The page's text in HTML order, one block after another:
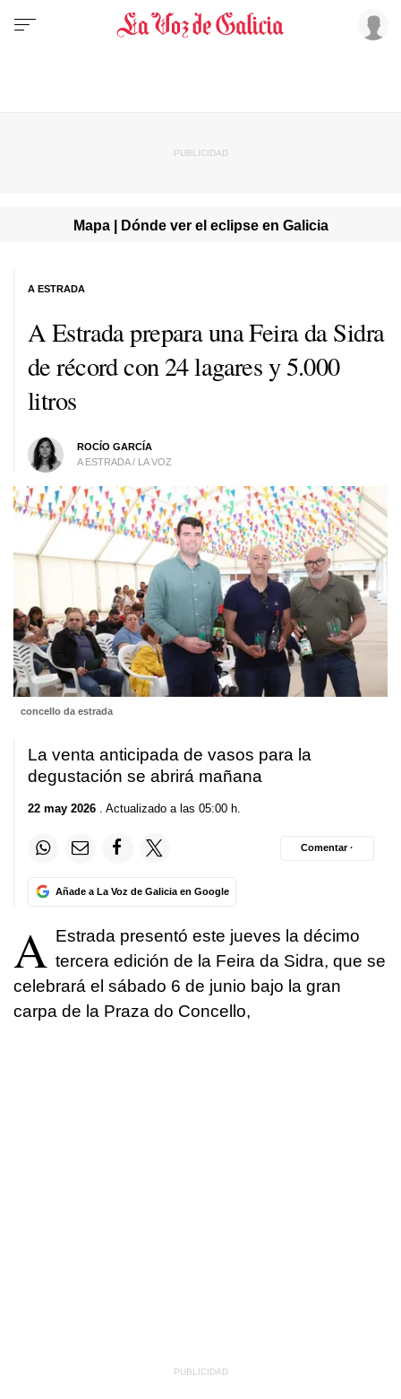
Mapa | Dónde ver el eclipse en Galicia
A Estrada prepara una Feira da Sidra
de récord con 24 lagares y 5.000
litros
ROCÍO GARCÍA
A ESTRADA / LA VOZ
A ESTRADA
concello da estrada
La venta anticipada de vasos para la
degustación se abrirá mañana
22 may 2026 . Actualizado a las 05:00 h.
Añade a La Voz de Galicia en Google
Comentar ·
A Estrada presentó este jueves la décimo
tercera edición de la Feira da Sidra, que se
celebrará el sábado 6 de junio bajo la gran
carpa de la Praza do Concello,